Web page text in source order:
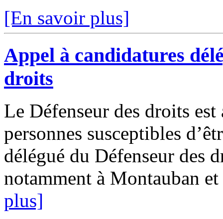
[En savoir plus]
Appel à candidatures
droits
Le Défenseur des droits
personnes susceptibles
délégué du Défenseur des
notamment à Montauban
plus]